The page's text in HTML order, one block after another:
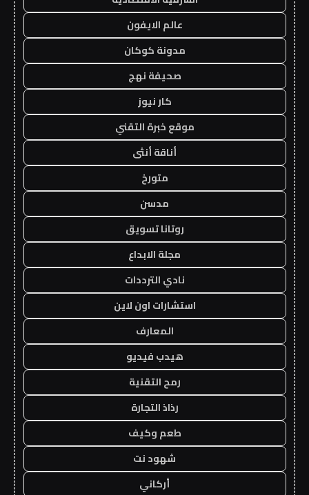
عالم الايفون
مدونة كوكان
صحيفة نهج
كار نيوز
موقع خبرة التقني
أناقة أنثى
متورخ
مدسن
روتانا تسويق
مجلة الابداع
نادي الترددات
استشارات اون لاين
المعارف
هيدب فيديو
رمح التقنية
رذاذ التجارة
طعم وكيف
شهود نت
أركاني